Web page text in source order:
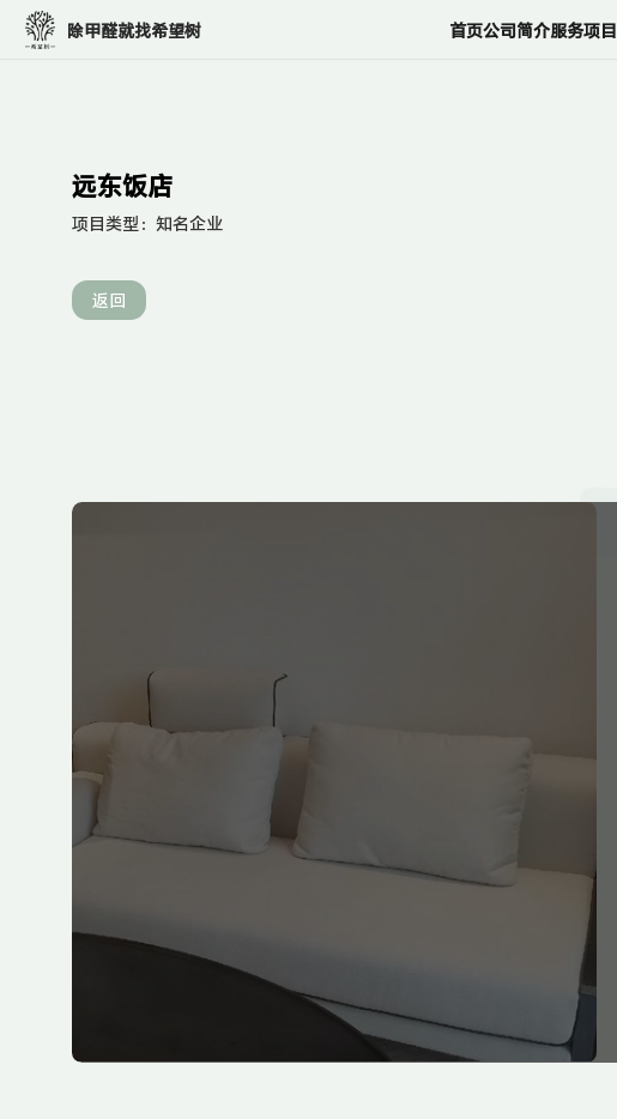
除甲醛就找希望树 首页公司简介服务项目
远东饭店
项目类型： 知名企业
返回